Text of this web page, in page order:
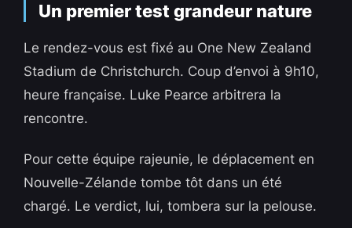
Un premier test grandeur nature
Le rendez-vous est fixé au One New Zealand
Stadium de Christchurch. Coup d’envoi à 9h10,
heure française. Luke Pearce arbitrera la
rencontre.
Pour cette équipe rajeunie, le déplacement en
Nouvelle-Zélande tombe tôt dans un été
chargé. Le verdict, lui, tombera sur la pelouse.